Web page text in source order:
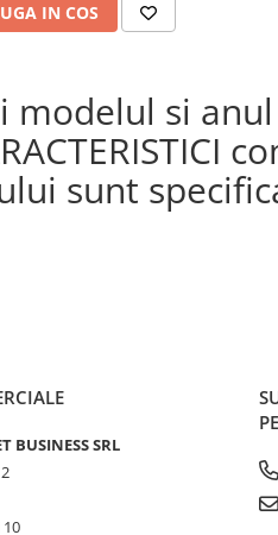
IN COS
modelul si
sunt
BUSINESS SRL